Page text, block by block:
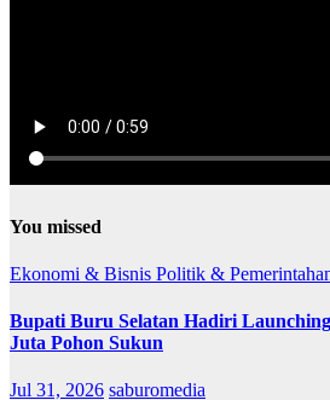
You missed
Ekonomi & Bisnis Politik &
Bupati Buru Selatan Hadiri
Juta Pohon Sukun
Jul 31, 2026 saburomedia